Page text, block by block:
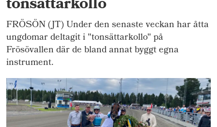
FRÖSÖN (JT) Under den senaste veckan har åtta
ungdomar deltagit i "tonsättarkollo" på
Frösövallen där de bland annat byggt egna
instrument.